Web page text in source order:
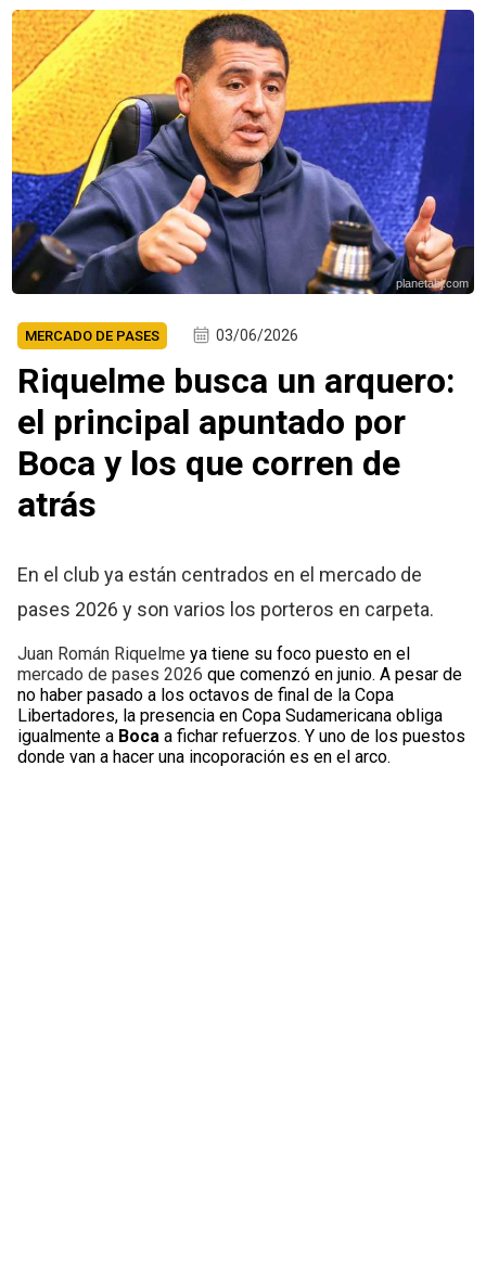
planetabj.com
MERCADO DE PASES 03/06/2026
Riquelme busca un arquero:
el principal apuntado por
Boca y los que corren de
atrás
En el club ya están centrados en el mercado de
pases 2026 y son varios los porteros en carpeta.
Juan Román Riquelme ya tiene su foco puesto en el
mercado de pases 2026 que comenzó en junio. A pesar de
no haber pasado a los octavos de final de la Copa
Libertadores, la presencia en Copa Sudamericana obliga
igualmente a Bocaa fichar refuerzos. Y uno de los puestos
donde van a hacer una incoporación es en el arco.